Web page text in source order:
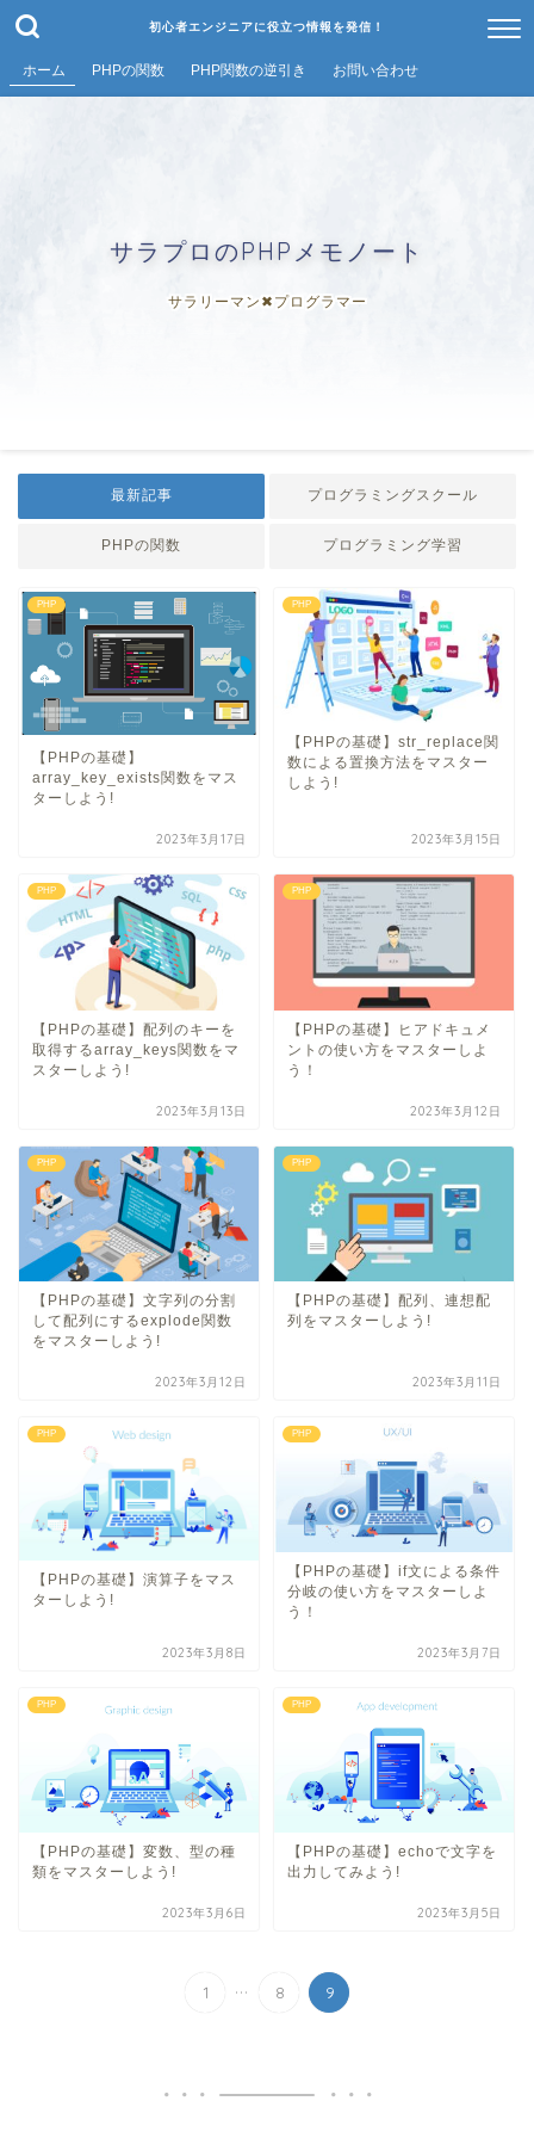
初心者エンジニアに役立つ情報を発信！
ホーム PHPの関数 PHP関数の逆引き お問い合わせ
サラプロのPHPメモノート
サラリーマン✖︎プログラマー
最新記事 プログラミングスクール
PHPの関数 プログラミング学習
PHP
【PHPの基礎】
array_key_exists関数をマス
ターしよう!
2023年3月17日
PHP
【PHPの基礎】str_replace関
数による置換方法をマスター
しよう!
2023年3月15日
PHP
【PHPの基礎】配列のキーを
取得するarray_keys関数をマ
スターしよう!
2023年3月13日
PHP
【PHPの基礎】ヒアドキュメ
ントの使い方をマスターしよ
う！
2023年3月12日
PHP
【PHPの基礎】文字列の分割
して配列にするexplode関数
をマスターしよう!
2023年3月12日
PHP
【PHPの基礎】配列、連想配
列をマスターしよう!
2023年3月11日
PHP
【PHPの基礎】演算子をマス
ターしよう!
2023年3月8日
PHP
【PHPの基礎】if文による条件
分岐の使い方をマスターしよ
う！
2023年3月7日
PHP
【PHPの基礎】変数、型の種
類をマスターしよう!
2023年3月6日
PHP
【PHPの基礎】echoで文字を
出力してみよう!
2023年3月5日
1 ... 8 9